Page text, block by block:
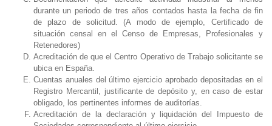
durante un periodo de tres años contados hasta la fecha de fin
de plazo de solicitud. (A modo de ejemplo, Certificado de
situación censal en el Censo de Empresas, Profesionales y
Retenedores)
Acreditación de que el Centro Operativo de Trabajo solicitante se
ubica en España.
Cuentas anuales del último ejercicio aprobado depositadas en el
Registro Mercantil, justificante de depósito y, en caso de estar
obligado, los pertinentes informes de auditorías.
Acreditación de la declaración y liquidación del Impuesto de